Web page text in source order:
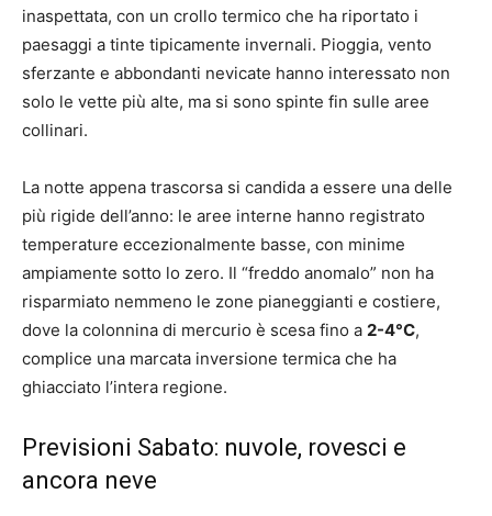
inaspettata, con un crollo termico che ha riportato i
paesaggi a tinte tipicamente invernali. Pioggia, vento
sferzante e abbondanti nevicate hanno interessato non
solo le vette più alte, ma si sono spinte fin sulle aree
collinari.
La notte appena trascorsa si candida a essere una delle
più rigide dell’anno: le aree interne hanno registrato
temperature eccezionalmente basse, con minime
ampiamente sotto lo zero. Il “freddo anomalo” non ha
risparmiato nemmeno le zone pianeggianti e costiere,
dove la colonnina di mercurio è scesa fino a 2-4°C,
complice una marcata inversione termica che ha
ghiacciato l’intera regione.
Previsioni Sabato: nuvole, rovesci e
ancora neve